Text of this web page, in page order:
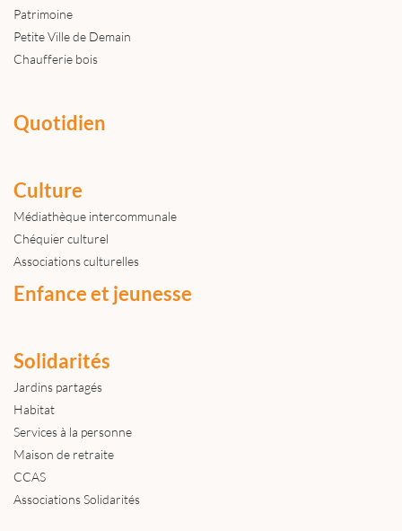
Patrimoine
Petite Ville de Demain
Chaufferie bois
Quotidien
Culture
Médiathèque intercommunale
Chéquier culturel
Associations culturelles
Enfance et jeunesse
Solidarités
Jardins partagés
Habitat
Services à la personne
Maison de retraite
CCAS
Associations Solidarités